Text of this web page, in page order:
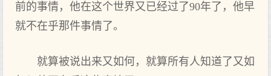
前的事情，他在这个世界又已经过了90年了，他早
就不在乎那件事情了。
就算被说出来又如何，就算所有人知道了又如